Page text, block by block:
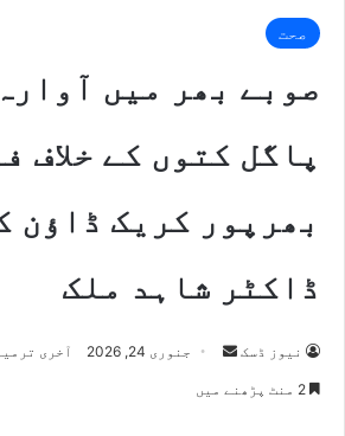
صحت
صوبے بھر میں
پاگل کتوں کے خلاف
بھرپور کریک ڈاؤن
ڈاکٹر شاہد ملک
نیوز ڈسک
Send جنوری 24, 2026 آخری ترمیم